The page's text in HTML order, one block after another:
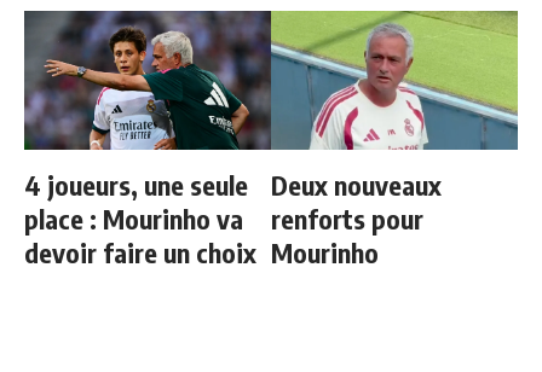
4 joueurs, une seule
place : Mourinho va
devoir faire un choix
Deux nouveaux
renforts pour
Mourinho